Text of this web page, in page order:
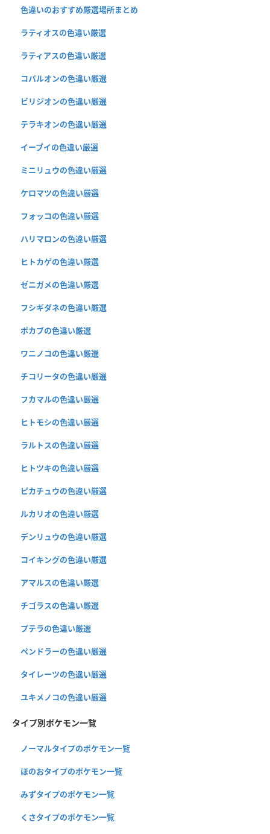
色違いのおすすめ厳選場所まとめ
ラティオスの色違い厳選
ラティアスの色違い厳選
コバルオンの色違い厳選
ビリジオンの色違い厳選
テラキオンの色違い厳選
イーブイの色違い厳選
ミニリュウの色違い厳選
ケロマツの色違い厳選
フォッコの色違い厳選
ハリマロンの色違い厳選
ヒトカゲの色違い厳選
ゼニガメの色違い厳選
フシギダネの色違い厳選
ポカブの色違い厳選
ワニノコの色違い厳選
チコリータの色違い厳選
フカマルの色違い厳選
ヒトモシの色違い厳選
ラルトスの色違い厳選
ヒトツキの色違い厳選
ピカチュウの色違い厳選
ルカリオの色違い厳選
デンリュウの色違い厳選
コイキングの色違い厳選
アマルスの色違い厳選
チゴラスの色違い厳選
プテラの色違い厳選
ペンドラーの色違い厳選
タイレーツの色違い厳選
ユキメノコの色違い厳選
タイプ別ポケモン一覧
ノーマルタイプのポケモン一覧
ほのおタイプのポケモン一覧
みずタイプのポケモン一覧
くさタイプのポケモン一覧